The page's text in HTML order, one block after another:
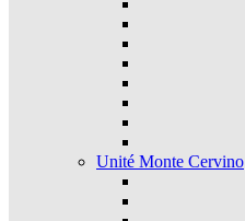
Unité Monte Cervino